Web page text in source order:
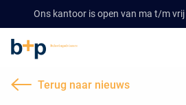
Ons kantoor is open van ma t/m
Terug naar nieuws